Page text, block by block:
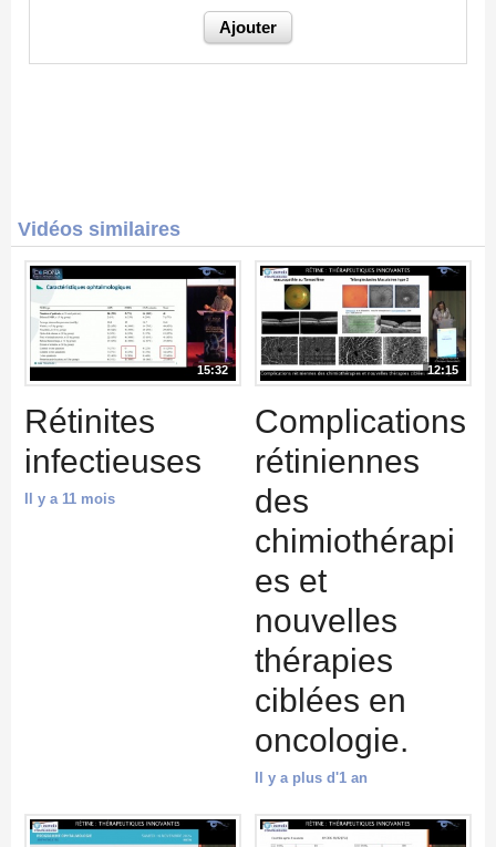
Vidéos similaires
15:32
Rétinites
infectieuses
Il y a 11 mois
12:15
Complications
rétiniennes
des
chimiothérapi
es et
nouvelles
thérapies
ciblées en
oncologie.
Il y a plus d'1 an